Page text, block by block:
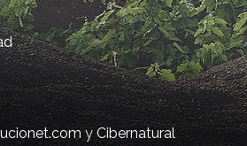
yCibernatural